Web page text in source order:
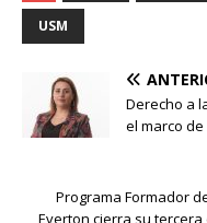
USM
Derecho a
el marco de
Programa Formador
Everton cierra su